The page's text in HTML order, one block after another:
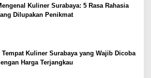
Kuliner Surabaya: 5 Rasa Rahasia
Dilupakan Penikmat
Tempat Kuliner Surabaya yang Wajib Dicoba
Harga Terjangkau